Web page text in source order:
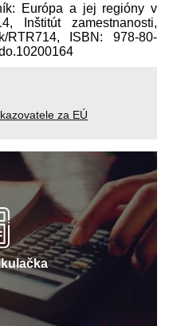
Európa a jej regióny v
Inštitút zamestnanosti,
​RTR714, ISBN: 978-80-
za EÚ